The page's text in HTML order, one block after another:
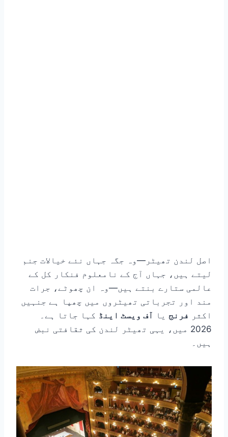
اصل لندن تھیٹر—وہ جگہ جہاں نئے خیالات جنم
لیتے ہیں، جہاں آج کے نامعلوم فنکار کل کے
عالمی ستارے بنتے ہیں—وہ ان چھوٹے، جرات
مند اور تجرباتی تھیٹروں میں چھپا ہے جنہیں
اکثر فرنج یا آف ویسٹ اینڈ کہا جاتا ہے۔
2026 میں، یہی تھیٹر لندن کی ثقافتی نبض
ہیں۔